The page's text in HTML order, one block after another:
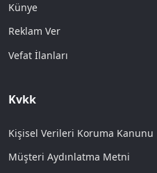
Künye
Reklam Ver
Vefat İlanları
Kvkk
Kişisel Verileri Koruma Kanunu
Müşteri Aydınlatma Metni